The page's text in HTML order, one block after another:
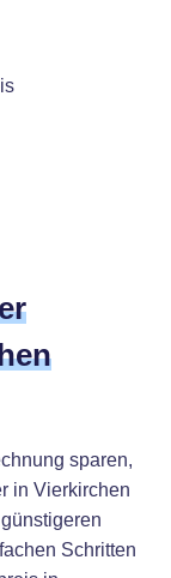
sparen,
in Vierkirchen
Schritten